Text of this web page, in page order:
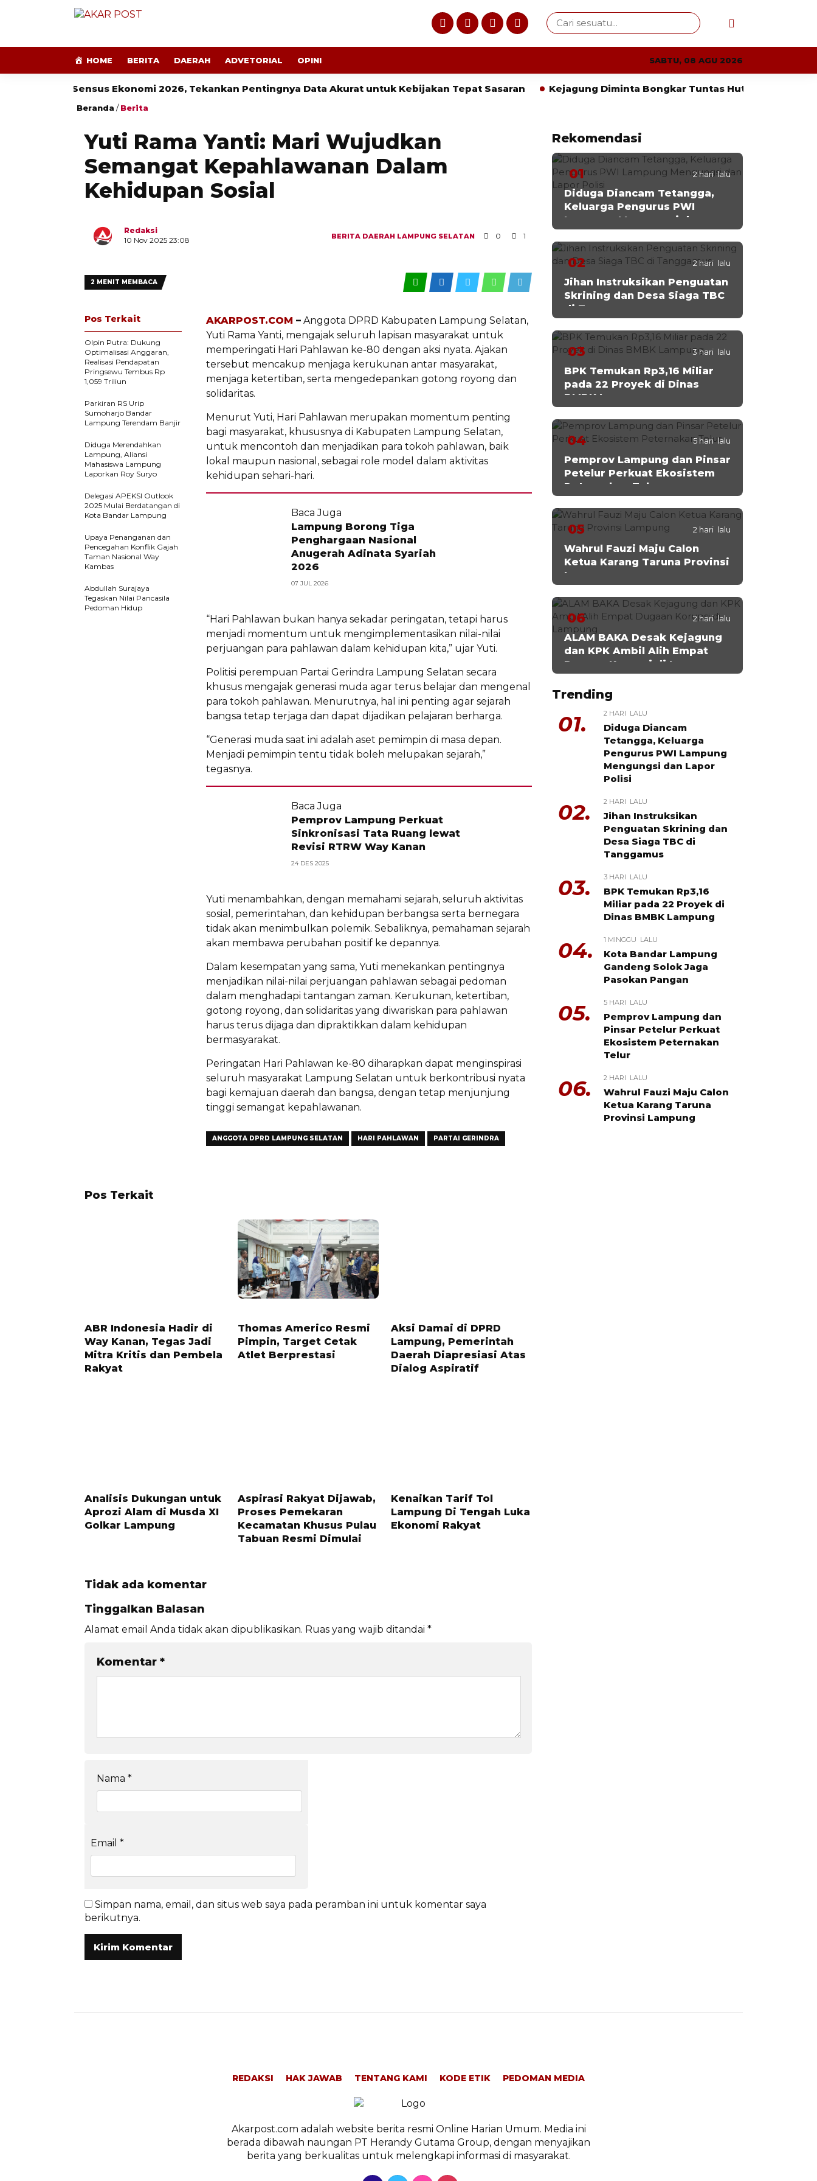
HOME BERITA DAERAH ADVETORIAL OPINI SABTU, 08 AGU 2026
Sensus Ekonomi 2026, Tekankan Pentingnya Data Akurat untuk Kebijakan Tepat Sasaran Kejagung Diminta Bongkar Tuntas Hutan Register Way
Beranda /Berita
Yuti Rama Yanti: Mari Wujudkan
Semangat Kepahlawanan Dalam
Kehidupan Sosial
Redaksi
10 Nov 2025 23:08
BERITA DAERAH LAMPUNG SELATAN 0 1
2 MENIT MEMBACA
AKARPOST.COM – Anggota DPRD Kabupaten Lampung Selatan,
Yuti Rama Yanti, mengajak seluruh lapisan masyarakat untuk
memperingati Hari Pahlawan ke-80 dengan aksi nyata. Ajakan
tersebut mencakup menjaga kerukunan antar masyarakat,
menjaga ketertiban, serta mengedepankan gotong royong dan
solidaritas.
Menurut Yuti, Hari Pahlawan merupakan momentum penting
bagi masyarakat, khususnya di Kabupaten Lampung Selatan,
untuk mencontoh dan menjadikan para tokoh pahlawan, baik
lokal maupun nasional, sebagai role model dalam aktivitas
kehidupan sehari-hari.
Baca Juga
Lampung Borong Tiga
Penghargaan Nasional
Anugerah Adinata Syariah
2026
07 JUL 2026
“Hari Pahlawan bukan hanya sekadar peringatan, tetapi harus
menjadi momentum untuk mengimplementasikan nilai-nilai
perjuangan para pahlawan dalam kehidupan kita,” ujar Yuti.
Politisi perempuan Partai Gerindra Lampung Selatan secara
khusus mengajak generasi muda agar terus belajar dan mengenal
para tokoh pahlawan. Menurutnya, hal ini penting agar sejarah
bangsa tetap terjaga dan dapat dijadikan pelajaran berharga.
“Generasi muda saat ini adalah aset pemimpin di masa depan.
Menjadi pemimpin tentu tidak boleh melupakan sejarah,”
tegasnya.
Baca Juga
Pemprov Lampung Perkuat
Sinkronisasi Tata Ruang lewat
Revisi RTRW Way Kanan
24 DES 2025
Yuti menambahkan, dengan memahami sejarah, seluruh aktivitas
sosial, pemerintahan, dan kehidupan berbangsa serta bernegara
tidak akan menimbulkan polemik. Sebaliknya, pemahaman sejarah
akan membawa perubahan positif ke depannya.
Dalam kesempatan yang sama, Yuti menekankan pentingnya
menjadikan nilai-nilai perjuangan pahlawan sebagai pedoman
dalam menghadapi tantangan zaman. Kerukunan, ketertiban,
gotong royong, dan solidaritas yang diwariskan para pahlawan
harus terus dijaga dan dipraktikkan dalam kehidupan
bermasyarakat.
Peringatan Hari Pahlawan ke-80 diharapkan dapat menginspirasi
seluruh masyarakat Lampung Selatan untuk berkontribusi nyata
bagi kemajuan daerah dan bangsa, dengan tetap menjunjung
tinggi semangat kepahlawanan.
ANGGOTA DPRD LAMPUNG SELATAN HARI PAHLAWAN PARTAI GERINDRA
Pos Terkait
Olpin Putra: Dukung
Optimalisasi Anggaran,
Realisasi Pendapatan
Pringsewu Tembus Rp
1,059 Triliun
Parkiran RS Urip
Sumoharjo Bandar
Lampung Terendam Banjir
Diduga Merendahkan
Lampung, Aliansi
Mahasiswa Lampung
Laporkan Roy Suryo
Delegasi APEKSI Outlook
2025 Mulai Berdatangan di
Kota Bandar Lampung
Upaya Penanganan dan
Pencegahan Konflik Gajah
Taman Nasional Way
Kambas
Abdullah Surajaya
Tegaskan Nilai Pancasila
Pedoman Hidup
Pos Terkait
ABR Indonesia Hadir di
Way Kanan, Tegas Jadi
Mitra Kritis dan Pembela
Rakyat
Thomas Americo Resmi
Pimpin, Target Cetak
Atlet Berprestasi
Aksi Damai di DPRD
Lampung, Pemerintah
Daerah Diapresiasi Atas
Dialog Aspiratif
Analisis Dukungan untuk
Aprozi Alam di Musda XI
Golkar Lampung
Aspirasi Rakyat Dijawab,
Proses Pemekaran
Kecamatan Khusus Pulau
Tabuan Resmi Dimulai
Kenaikan Tarif Tol
Lampung Di Tengah Luka
Ekonomi Rakyat
Tidak ada komentar
Tinggalkan Balasan
Alamat email Anda tidak akan dipublikasikan. Ruas yang wajib ditandai *
Komentar *
Nama *
Email *
Simpan nama, email, dan situs web saya pada peramban ini untuk komentar saya
berikutnya.
Rekomendasi
01 2 hari lalu
Diduga Diancam Tetangga,
Keluarga Pengurus PWI
Lampung Mengungsi dan
Lapor Polisi
02 2 hari lalu
Jihan Instruksikan Penguatan
Skrining dan Desa Siaga TBC
di Tanggamus
03 3 hari lalu
BPK Temukan Rp3,16 Miliar
pada 22 Proyek di Dinas
BMBK Lampung
04 5 hari lalu
Pemprov Lampung dan Pinsar
Petelur Perkuat Ekosistem
Peternakan Telur
05 2 hari lalu
Wahrul Fauzi Maju Calon
Ketua Karang Taruna Provinsi
Lampung
06 2 hari lalu
ALAM BAKA Desak Kejagung
dan KPK Ambil Alih Empat
Dugaan Korupsi di Lampung
Trending
01. 2 HARI LALU
Diduga Diancam
Tetangga, Keluarga
Pengurus PWI Lampung
Mengungsi dan Lapor
Polisi
02. 2 HARI LALU
Jihan Instruksikan
Penguatan Skrining dan
Desa Siaga TBC di
Tanggamus
03. 3 HARI LALU
BPK Temukan Rp3,16
Miliar pada 22 Proyek di
Dinas BMBK Lampung
04. 1 MINGGU LALU
Kota Bandar Lampung
Gandeng Solok Jaga
Pasokan Pangan
05. 5 HARI LALU
Pemprov Lampung dan
Pinsar Petelur Perkuat
Ekosistem Peternakan
Telur
06. 2 HARI LALU
Wahrul Fauzi Maju Calon
Ketua Karang Taruna
Provinsi Lampung
REDAKSI HAK JAWAB TENTANG KAMI KODE ETIK PEDOMAN MEDIA
Akarpost.com adalah website berita resmi Online Harian Umum. Media ini
berada dibawah naungan PT Herandy Gutama Group, dengan menyajikan
berita yang berkualitas untuk melengkapi informasi di masyarakat.